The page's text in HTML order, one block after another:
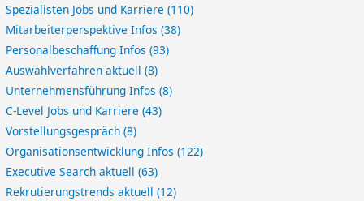
Spezialisten Jobs und Karriere(110)
Mitarbeiterperspektive Infos(38)
Personalbeschaffung Infos(93)
Auswahlverfahren aktuell(8)
Unternehmensführung Infos(8)
C-Level Jobs und Karriere(43)
Vorstellungsgespräch(8)
Organisationsentwicklung Infos(122)
Executive Search aktuell(63)
Rekrutierungstrends aktuell(12)